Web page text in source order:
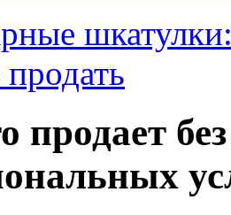
продает